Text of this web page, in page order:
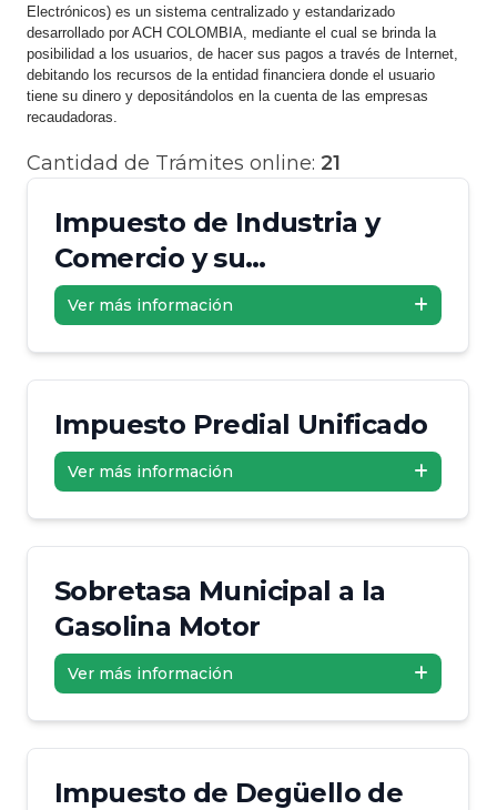
Electrónicos) es un sistema centralizado y estandarizado
desarrollado por ACH COLOMBIA, mediante el cual se brinda la
posibilidad a los usuarios, de hacer sus pagos a través de Internet,
debitando los recursos de la entidad financiera donde el usuario
tiene su dinero y depositándolos en la cuenta de las empresas
recaudadoras.​​
Cantidad de Trámites online: 21
Impuesto de Industria y
Comercio y su
Complementario de Avisos
y Tableros
Ver más información
Impuesto Predial Unificado
Ver más información
Sobretasa Municipal a la
Gasolina Motor
Ver más información
Impuesto de Degüello de